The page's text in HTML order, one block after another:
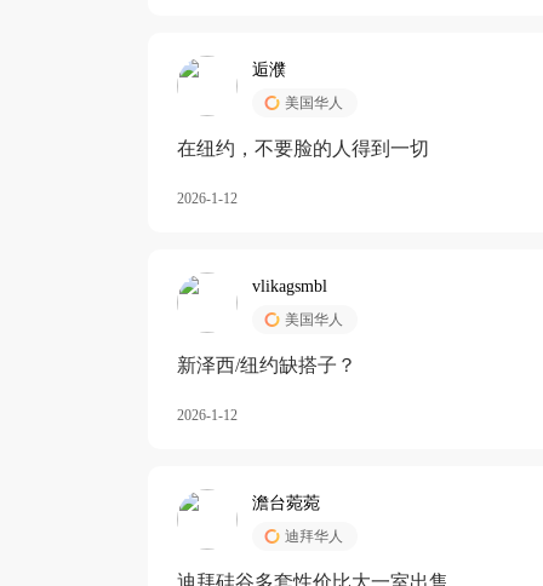
逅濮
美国华人
在纽约，不要脸的人得到一切
2026-1-12
vlikagsmbl
美国华人
新泽西/纽约缺搭子？
2026-1-12
澹台菀菀
迪拜华人
迪拜硅谷多套性价比大一室出售